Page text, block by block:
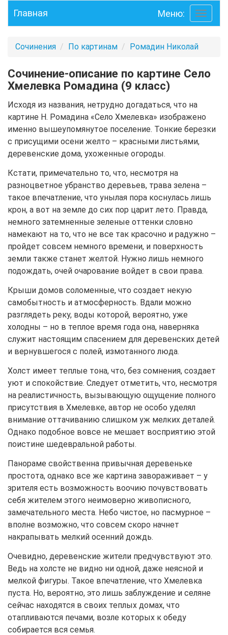
Toggle
Главная Меню:
Сочинения По картинам Ромадин Николай
Сочинение-описание по картине Село
Хмелевка Ромадина (9 класс)
Исходя из названия, нетрудно догадаться, что на
картине Н. Ромадина «Село Хмелевка» изображено
именно вышеупомянутое поселение. Тонкие березки
с присущими осени желто – красными листьями,
деревенские дома, ухоженные огороды.
Кстати, примечательно то, что, несмотря на
разноцветное убранство деревьев, трава зелена –
такое впечатление, что унылая пора коснулась лишь
крон, а вот на земле до сих пор царит лето. Правда,
немного затемненные зеленые оттенки словно
намекают на то, что не все так красочно и радужно –
пройдет совсем немного времени, и поверхность
земли также станет желтой. Нужно лишь немного
подождать, очей очарование войдет в свои права.
Крыши домов соломенные, что создает некую
самобытность и атмосферность. Вдали можно
разглядеть реку, воды которой, вероятно, уже
холодны – но в теплое время года она, наверняка
служит настоящим спасением для деревенских детей
и вернувшегося с полей, измотанного люда.
Холст имеет теплые тона, что, без сомнения, создает
уют и спокойствие. Следует отметить, что, несмотря
на реалистичность, вызывающую ощущение полного
присутствия в Хмелевке, автор не особо уделял
внимание оттачиванию слишком уж мелких деталей.
Однако подобное вовсе не мешает восприятию этой
поистине шедевральной работы.
Панораме свойственна привычная деревеньке
простота, однако все же картина завораживает – у
зрителя есть возможность воочию почувствовать
себя жителем этого неимоверно живописного,
замечательного места. Небо чистое, но пасмурное –
вполне возможно, что совсем скоро начнет
накрапывать мелкий осенний дождь.
Очевидно, деревенские жители предчувствуют это.
Ведь на холсте не видно ни одной, даже неясной и
мелкой фигуры. Такое впечатление, что Хмелевка
пуста. Но, вероятно, это лишь заблуждение и селяне
сейчас находятся в своих теплых домах, что
отапливаются печами, возле которых к обеду
собирается вся семья.